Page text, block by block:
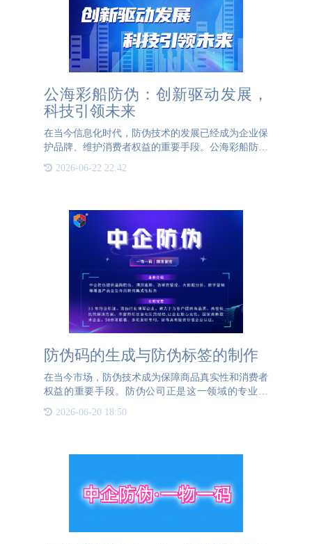
公海彩船防伪：创新驱动发展，
科技引领未来
在当今信息化时代，防伪技术的发展已经成为企业保
护品牌、维护消费者权益的重要手段。公海彩船防伪
作为行业领先的防伪技术提供商，始终秉持“创新驱
动发展，科技引领未来”的理念，致力于为客户提供
2026-06-22 22:42
防伪码的生成与防伪标签的制作
在当今市场，防伪技术成为保障商品真实性和消费者
权益的重要手段。防伪公司正是这一领域的专业机
构，它们通过一系列精细的流程，制作出难以复制的
防伪标签，为消费者提供辨别真伪的便捷工具。防伪
2026-06-20 18:50